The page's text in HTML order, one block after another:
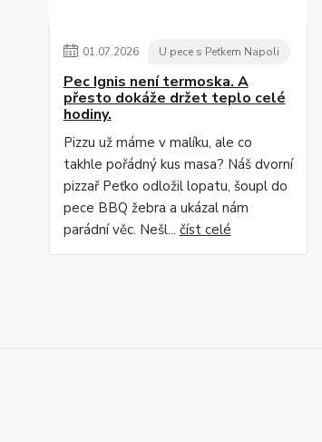
01.07.2026 U pece s Peťkem Napoli
Pec Ignis není termoska. A
přesto dokáže držet teplo celé
hodiny.
Pizzu už máme v malíku, ale co
takhle pořádný kus masa? Náš dvorní
pizzař Peťko odložil lopatu, šoupl do
pece BBQ žebra a ukázal nám
parádní věc. Nešl... číst celé